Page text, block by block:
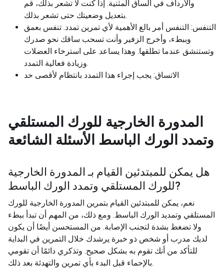
والأرداف في الساق المثنية. إذا كنت لا تشعر بذلك، قم
بتعديل وضعيتك حتى تشعر بذلك.
التنفس: التنفس أمر بالغ الأهمية لأي تمرين تمدد. تنفس بعمق
وببطء، وأخرج الزفير وأنت تسحب ساقك نحو صدرك
وتستنشق عندما تطلقها. وهذا يساعد على استرخاء العضلات
وزيادة فعالية التمدد.
الاتساق: يجب إجراء هذا التمدد بانتظام لأقصى حد
المدورة الخارجية للورك المستلقي
وتمدد الورك الباسط الأسئلة الشائعة
هل يمكن للمبتدئين القيام بـ المدورة الخارجية
للورك المستلقي وتمدد الورك الباسط?
نعم، يمكن للمبتدئين القيام بتمرين المدورة الخارجية للورك
المستلقي وتمديد الورك الباسط. ومع ذلك، من المهم أن تبدأ ببطء
ولا تضغط بشدة لتجنب الإصابة. من المستحسن أيضًا أن يكون
لديك مدرب أو شخص ذو خبرة يرشدك خلال التمرين في البداية
للتأكد من أنك تقوم به بشكل صحيح. وتذكري دائمًا أن تقومي
بالإحماء قبل البدء بأي تمرين والتهدئة بعد ذلك.